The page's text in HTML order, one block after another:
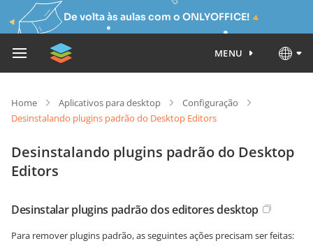
De volta às aulas com o ONLYOFFICE!
MENU
Home Aplicativos para desktop
Configuração
Desinstalando plugins padrão do Desktop Editors
Desinstalando plugins padrão do Desktop
Editors
Desinstalar plugins padrão dos editores desktop
Para remover plugins padrão, as seguintes ações precisam ser feitas: